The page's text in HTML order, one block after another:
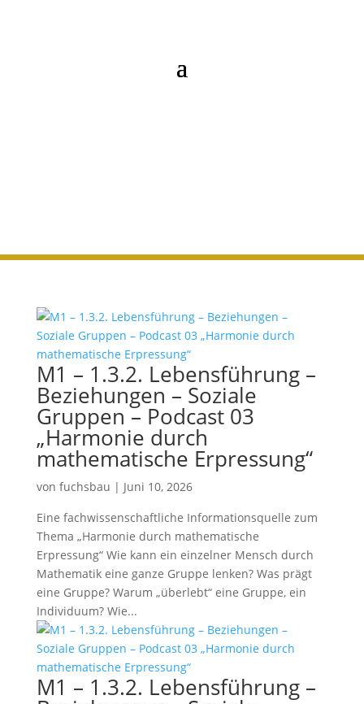
M1 – 1.3.2. Lebensführung –
Beziehungen – Soziale
Gruppen – Podcast 03
„Harmonie durch
mathematische Erpressung“
von fuchsbau | Juni 10, 2026
Eine fachwissenschaftliche Informationsquelle zum
Thema „Harmonie durch mathematische
Erpressung“ Wie kann ein einzelner Mensch durch
Mathematik eine ganze Gruppe lenken? Was prägt
eine Gruppe? Warum „überlebt“ eine Gruppe, ein
Individuum? Wie...
M1 – 1.3.2. Lebensführung –